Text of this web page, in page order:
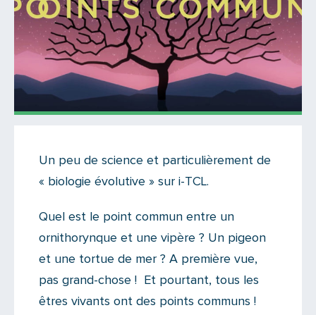
Il n'y a aucun commentaire...
Un peu de science et particulièrement de
« biologie évolutive » sur i-TCL.
Quel est le point commun entre un
ornithorynque et une vipère ? Un pigeon
et une tortue de mer ? A première vue,
pas grand-chose ! Et pourtant, tous les
êtres vivants ont des points communs !